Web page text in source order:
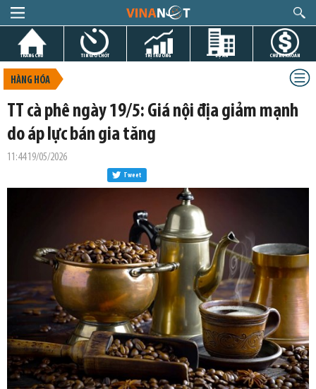
TRANG CHỦ TIN GIỜ CHÓT THỊ TRƯỜNG DỰ ÁN CHỨNG KHOÁN
HÀNG HÓA
TT cà phê ngày 19/5: Giá nội địa giảm mạnh
do áp lực bán gia tăng
11:44 19/05/2026
Tweet